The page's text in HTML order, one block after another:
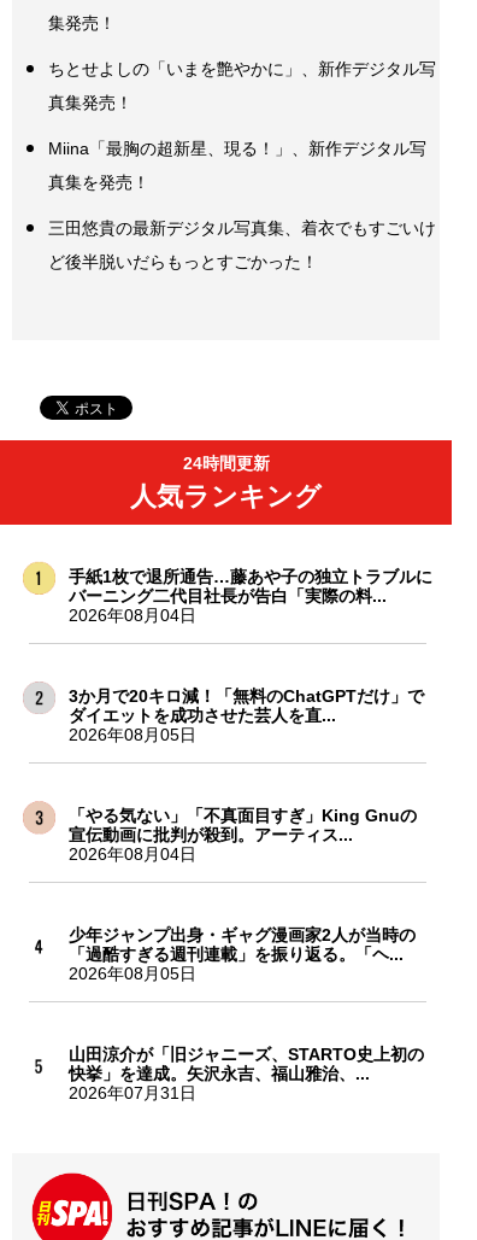
集発売！
ちとせよしの「いまを艶やかに」、新作デジタル写
真集発売！
Miina「最胸の超新星、現る！」、新作デジタル写
真集を発売！
三田悠貴の最新デジタル写真集、着衣でもすごいけ
ど後半脱いだらもっとすごかった！
24時間更新
人気ランキング
手紙1枚で退所通告…藤あや子の独立トラブルに
バーニング二代目社長が告白「実際の料...
2026年08月04日
3か月で20キロ減！「無料のChatGPTだけ」で
ダイエットを成功させた芸人を直...
2026年08月05日
「やる気ない」「不真面目すぎ」King Gnuの
宣伝動画に批判が殺到。アーティス...
2026年08月04日
少年ジャンプ出身・ギャグ漫画家2人が当時の
「過酷すぎる週刊連載」を振り返る。「ヘ...
2026年08月05日
山田涼介が「旧ジャニーズ、STARTO史上初の
快挙」を達成。矢沢永吉、福山雅治、...
2026年07月31日